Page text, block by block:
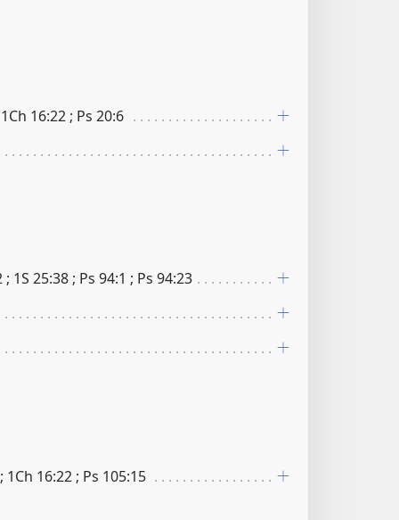
16​:​22 ; Ps 20​:​6
1S 25​:​38 ; Ps 94​:​1 ; Ps 94​:​23
1Ch 16​:​22 ; Ps 105​:​15